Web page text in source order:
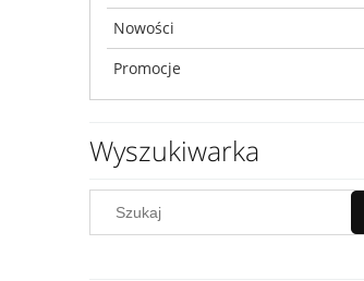
Nowości
Promocje
Wyszukiwarka